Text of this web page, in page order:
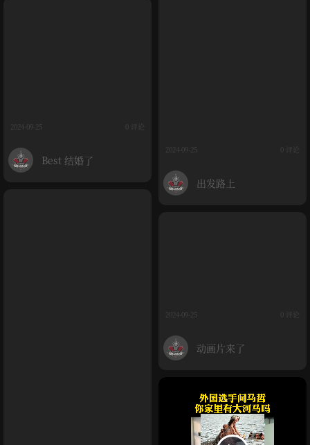
2024-09-25 0 评论
出发路上
2024-09-25 0 评论
Best 结婚了
2024-09-25 0 评论
动画片来了